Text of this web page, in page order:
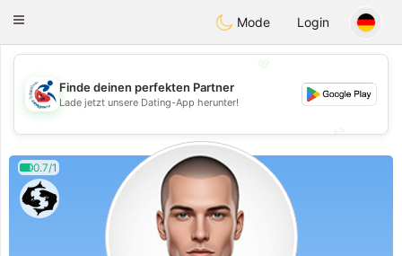
Handi Space
Toggle
Mode Login
💖
💕
Finde deinen perfekten Partner
Lade jetzt unsere Dating-App herunter!
0.7/1